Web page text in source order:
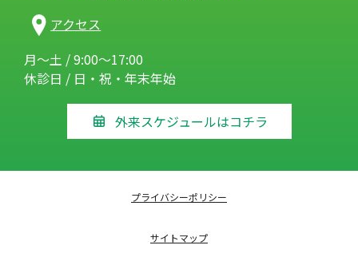
アクセス
月～土 / 9:00～17:00
休診日 / 日・祝・年末年始
外来スケジュールはコチラ
プライバシーポリシー
サイトマップ